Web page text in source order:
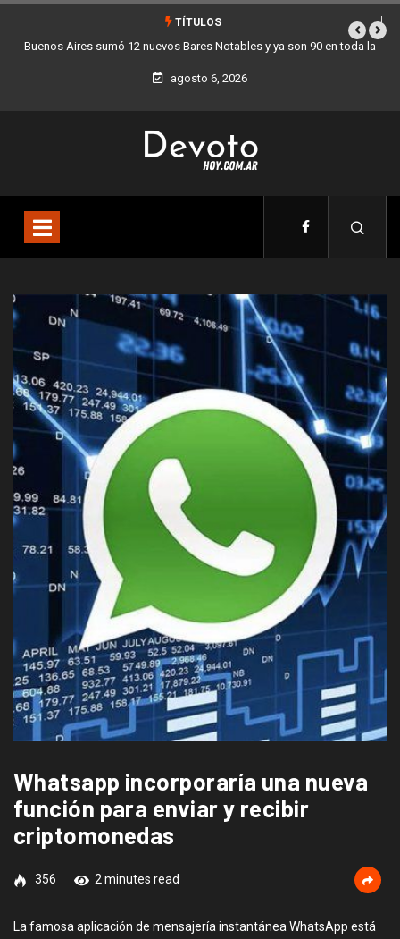
TÍTULOS
y ya son 90 en toda la
Los stands móviles de la Ciudad llegan
agosto 6, 2026
Whatsapp incorporaría una nueva
función para enviar y recibir
criptomonedas
356 2 minutes read
La famosa aplicación de mensajería instantánea WhatsApp está